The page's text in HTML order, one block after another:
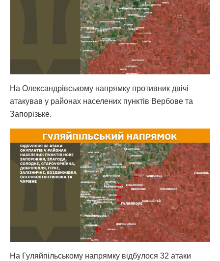
На Олександрівському напрямку противник двічі
атакував у районах населених пунктів Вербове та
Запорізьке.
На Гуляйпільському напрямку відбулося 32 атаки